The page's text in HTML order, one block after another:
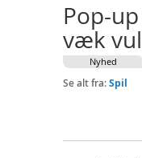
Pop-
væk
Nyhed
Se alt fra:Spil